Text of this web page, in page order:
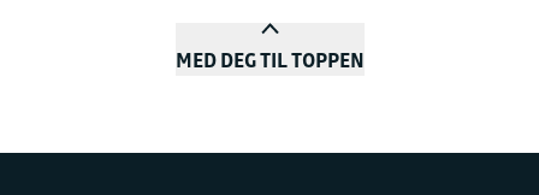
MED DEG TIL TOPPEN